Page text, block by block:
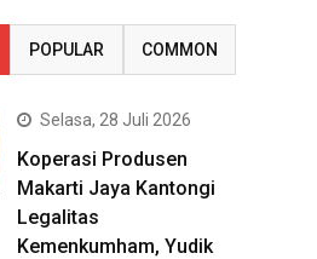
POPULAR COMMON
Selasa, 28 Juli 2026
Koperasi Produsen
Makarti Jaya Kantongi
Legalitas
Kemenkumham, Yudik